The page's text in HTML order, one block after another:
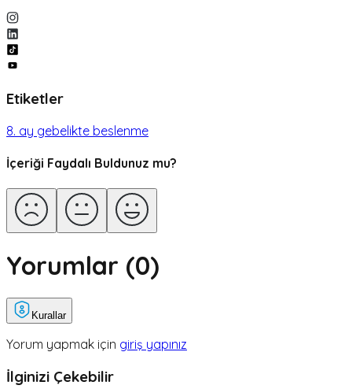
Etiketler
8. ay gebelikte beslenme
İçeriği Faydalı Buldunuz mu?
Yorumlar (0)
Kurallar
Yorum yapmak için giriş yapınız
İlginizi Çekebilir